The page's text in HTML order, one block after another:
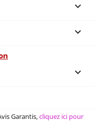



Garantis,cliquez ici pour